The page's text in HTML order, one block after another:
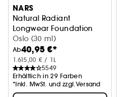
NARS
Natural Radiant
Longwear Foundation
Foundation
Oslo (30 ml)
Ab40,95 €*
1.615,00 € / 1L
5549
Erhältlich in 29 Farben
*Inkl. MwSt. und zzgl.Versand